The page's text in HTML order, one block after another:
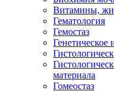
Витамины,
Гематология
Гемостаз
Генетическое
материала
Гомеостаз